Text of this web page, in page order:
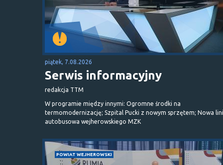
piątek, 7.08.2026
Serwis informacyjny
redakcja TTM
W programie między innymi: Ogromne środki na
termomodernizację; Szpital Pucki z nowym sprzętem; Nowa
autobusowa wejherowskiego MZK
POWIAT WEJHEROWSKI